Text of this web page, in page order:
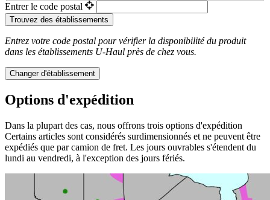
Entrer le code postal
Trouvez des établissements
Entrez votre code postal pour vérifier la disponibilité du produit
dans les établissements U-Haul près de chez vous.
Changer d'établissement
Options d'expédition
Dans la plupart des cas, nous offrons trois options d'expédition
Certains articles sont considérés surdimensionnés et ne peuvent être
expédiés que par camion de fret. Les jours ouvrables s'étendent du
lundi au vendredi, à l'exception des jours fériés.